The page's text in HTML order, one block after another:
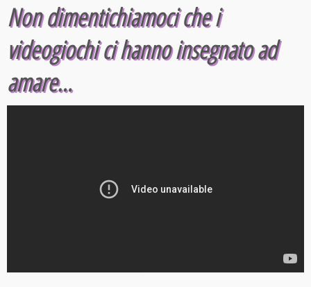
Non dimentichiamoci che i
videogiochi ci hanno insegnato ad
amare…